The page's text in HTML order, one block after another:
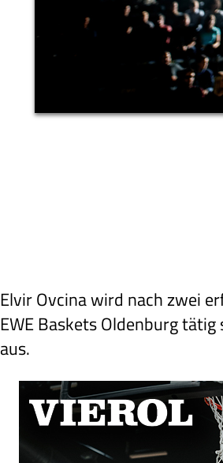
Elvir Ovcina wird nach zwei
EWE Baskets Oldenburg
aus.